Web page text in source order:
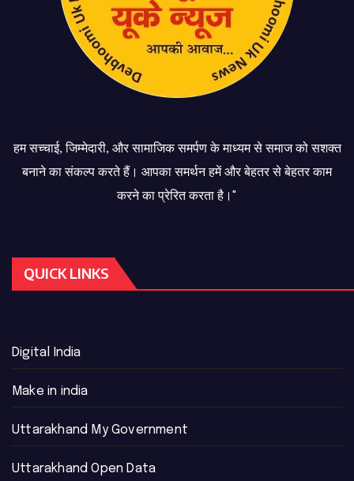
हम सच्चाई, जिम्मेदारी, और सामाजिक समर्पण के माध्यम से समाज को सशक्त
बनाने का संकल्प करते हैं। आपका समर्थन हमें और बेहतर से बेहतर काम
करने का प्रेरित करता है।"
QUICK LINKS
Digital India
Make in india
Uttarakhand My Government
Uttarakhand Open Data